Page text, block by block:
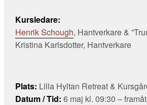
Kursledare:
Henrik Schough, Hantverkare &
Kristina Karlsdotter, Hantverkare
Plats: Lilla Hyltan Retreat &
Datum / Tid: 6 maj kl. 09:30 –